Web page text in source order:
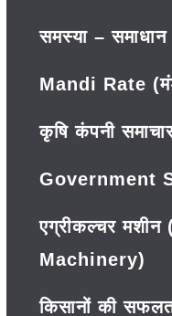
समस्या –
Mandi Rate
कृषि कंपनी
Government
एग्रीकल्चर
Machinery)
किसानों की